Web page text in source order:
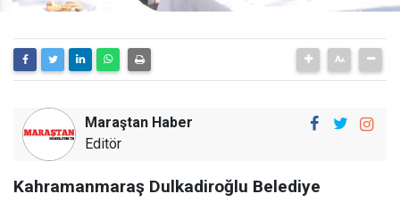
Maraştan Haber
Editör
Kahramanmaraş Dulkadiroğlu Belediye